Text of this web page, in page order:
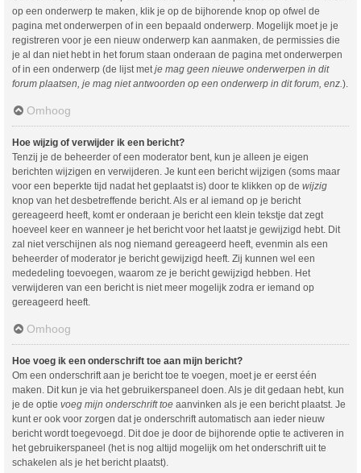
op een onderwerp te maken, klik je op de bijhorende knop op ofwel de
pagina met onderwerpen of in een bepaald onderwerp. Mogelijk moet je je
registreren voor je een nieuw onderwerp kan aanmaken, de permissies die
je al dan niet hebt in het forum staan onderaan de pagina met onderwerpen
of in een onderwerp (de lijst met je mag geen nieuwe onderwerpen in dit
forum plaatsen, je mag niet antwoorden op een onderwerp in dit forum, enz. ).
Omhoog
Hoe wijzig of verwijder ik een bericht?
Tenzij je de beheerder of een moderator bent, kun je alleen je eigen
berichten wijzigen en verwijderen. Je kunt een bericht wijzigen (soms maar
voor een beperkte tijd nadat het geplaatst is) door te klikken op de wijzig
knop van het desbetreffende bericht. Als er al iemand op je bericht
gereageerd heeft, komt er onderaan je bericht een klein tekstje dat zegt
hoeveel keer en wanneer je het bericht voor het laatst je gewijzigd hebt. Dit
zal niet verschijnen als nog niemand gereageerd heeft, evenmin als een
beheerder of moderator je bericht gewijzigd heeft. Zij kunnen wel een
mededeling toevoegen, waarom ze je bericht gewijzigd hebben. Het
verwijderen van een bericht is niet meer mogelijk zodra er iemand op
gereageerd heeft.
Omhoog
Hoe voeg ik een onderschrift toe aan mijn bericht?
Om een onderschrift aan je bericht toe te voegen, moet je er eerst één
maken. Dit kun je via het gebruikerspaneel doen. Als je dit gedaan hebt, kun
je de optie voeg mijn onderschrift toe aanvinken als je een bericht plaatst. Je
kunt er ook voor zorgen dat je onderschrift automatisch aan ieder nieuw
bericht wordt toegevoegd. Dit doe je door de bijhorende optie te activeren in
het gebruikerspaneel (het is nog altijd mogelijk om het onderschrift uit te
schakelen als je het bericht plaatst).